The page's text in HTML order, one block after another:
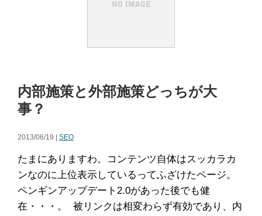
内部施策と外部施策どっちが大
事？
2013/06/19 | SEO
たまにありますわ。コンテンツ自体はスッカラカ
ンなのに上位表示しているってふざけたページ。
ペンギンアップデート2.0があった後でも健
在・・・。 被リンクは相変わらず有効であり、内